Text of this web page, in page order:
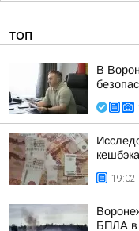
ТОП
В
19:02
БПЛА в